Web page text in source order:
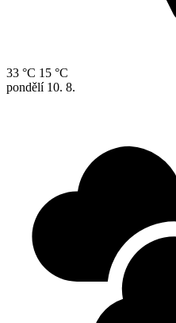
33 °C 15 °C
pondělí 10. 8.